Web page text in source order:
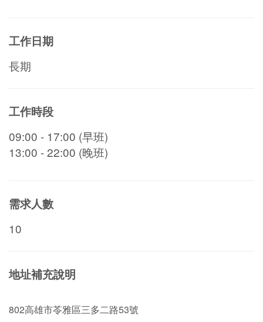
工作日期
長期
工作時段
09:00 - 17:00 (早班)
13:00 - 22:00 (晚班)
需求人數
10
地址補充說明
802高雄市苓雅區三多二路53號